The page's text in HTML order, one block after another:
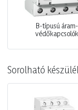
B-típusú áram-
védőkapcsolók
Sorolható